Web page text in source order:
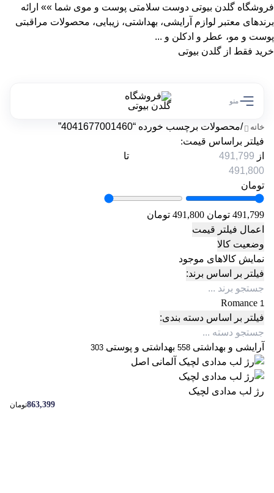
فروشگاه گلدن بیوتی دوست سلامتی پوست و موی شما »» ارائه
برندهای معتبر لوازم آرایشی، بهداشتی، زیبایی، محصولات مراقبتی
پوست و مو، عطر و ادکلن و ...
خرید فقط از گلدن بیوتی
منو
خانه /محصولات برچسب خورده “4041677001460”
فیلتر براساس قیمت:
از
تا
تومان
491,799 تومان
491,800 تومان
اعمال فیلتر قیمت
وضعیت کالا
نمایش کالاهای موجود
فیلتر بر اساس برند:
Romance 1
فیلتر بر اساس دسته بندی:
آرایشی و بهداشتی 558 بهداشتی و پوستی 303
رژ لب مدادی لچیک
863,399تومان